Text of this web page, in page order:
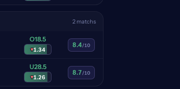
2 matchs
O18.5
▾1.34
8.4/10
U28.5
▾1.26
8.7/10